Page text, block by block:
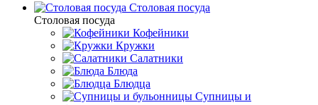
Столовая посуда
Столовая посуда
Кофейники
Кружки
Салатники
Блюда
Блюдца
Супницы и